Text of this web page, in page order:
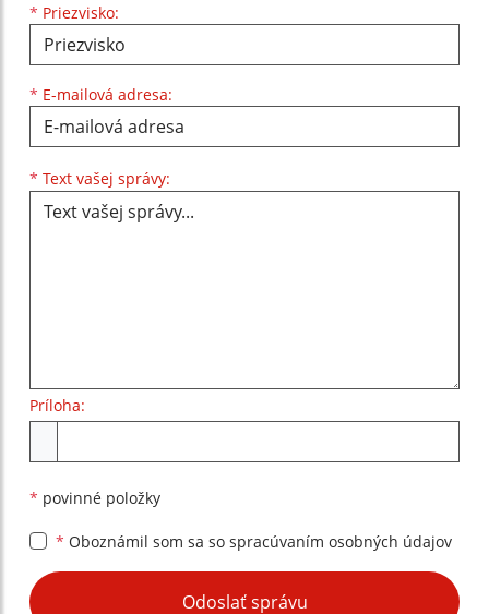
* Priezvisko:
* E-mailová adresa:
* Text vašej správy:
Príloha:
* povinné položky
* Oboznámil som sa so spracúvaním osobných údajov
Google reCaptcha Response
Odoslať správu